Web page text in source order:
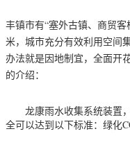
丰镇市有“塞外古镇、商贸
米，城市充分有效利用空间
办法就是因地制宜，全面开
的介绍：
龙康雨水收集系统装置，
全可以达到以下标准：绿化